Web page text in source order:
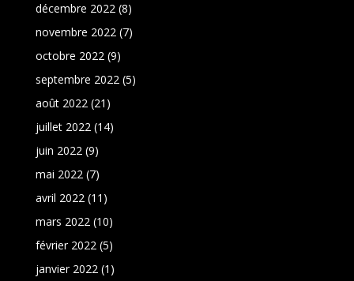
décembre 2022(8)
novembre 2022(7)
octobre 2022(9)
septembre 2022(5)
août 2022(21)
juillet 2022(14)
juin 2022(9)
mai 2022(7)
avril 2022(11)
mars 2022(10)
février 2022(5)
janvier 2022(1)